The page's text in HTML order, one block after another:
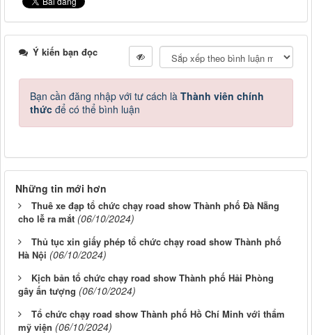
Ý kiến bạn đọc
Bạn cần đăng nhập với tư cách là Thành viên chính
thức để có thể bình luận
Những tin mới hơn
Thuê xe đạp tổ chức chạy road show Thành phố Đà Nẵng
cho lễ ra mắt (06/10/2024)
Thủ tục xin giấy phép tổ chức chạy road show Thành phố
Hà Nội (06/10/2024)
Kịch bản tổ chức chạy road show Thành phố Hải Phòng
gây ấn tượng (06/10/2024)
Tổ chức chạy road show Thành phố Hồ Chí Minh với thẩm
mỹ viện (06/10/2024)